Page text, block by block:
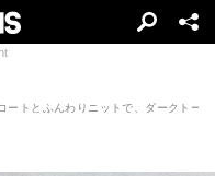
ートとふんわりニットで、ダークトー